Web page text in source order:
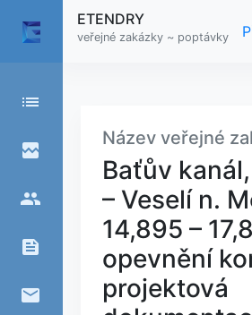
list
broken_image
people
feed
email
ETENDRY
veřejné zakázky ~ poptávky
Název veřejné
Baťův
– Veselí n.
14,895 –
opevnění
projektová